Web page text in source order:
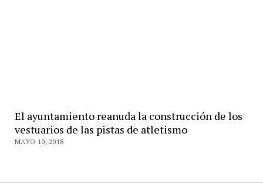
El ayuntamiento reanuda la construcción de los
vestuarios de las pistas de atletismo
MAYO 10, 2018